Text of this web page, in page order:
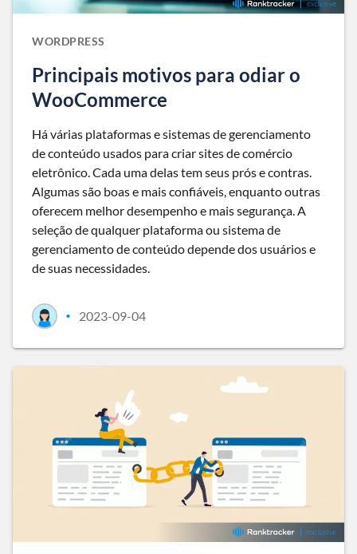
WORDPRESS
Principais motivos para odiar o
WooCommerce
Há várias plataformas e sistemas de gerenciamento
de conteúdo usados para criar sites de comércio
eletrônico. Cada uma delas tem seus prós e contras.
Algumas são boas e mais confiáveis, enquanto outras
oferecem melhor desempenho e mais segurança. A
seleção de qualquer plataforma ou sistema de
gerenciamento de conteúdo depende dos usuários e
de suas necessidades.
• 2023-09-04